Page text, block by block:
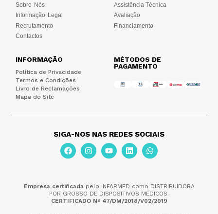
Sobre Nós
Informação Legal
Recrutamento
Contactos
Assistência Técnica
Avaliação
Financiamento
INFORMAÇÃO
Política de Privacidade
Termos e Condições
Livro de Reclamações
Mapa do Site
MÉTODOS DE
PAGAMENTO
SIGA-NOS NAS REDES SOCIAIS
Empresa certificadapelo INFARMED como DISTRIBUIDORA
POR GROSSO DE DISPOSITIVOS MÉDICOS.
CERTIFICADO Nº 47/DM/2018/V02/2019